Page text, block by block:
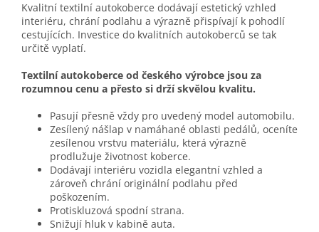
Kvalitní textilní autokoberce dodávají estetický vzhled
interiéru, chrání podlahu a výrazně přispívají k pohodlí
cestujících. Investice do kvalitních autokoberců se tak
určitě vyplatí.
Textilní autokoberce od českého výrobce jsou za
rozumnou cenu a přesto si drží skvělou kvalitu.
Pasují přesně vždy pro uvedený model automobilu.
Zesílený nášlap v namáhané oblasti pedálů, oceníte
zesílenou vrstvu materiálu, která výrazně
prodlužuje životnost koberce.
Dodávají interiéru vozidla elegantní vzhled a
zároveň chrání originální podlahu před
poškozením.
Protiskluzová spodní strana.
Snižují hluk v kabině auta.